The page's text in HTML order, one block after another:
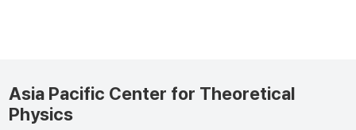
Asia Pacific Center for Theoretical
Physics